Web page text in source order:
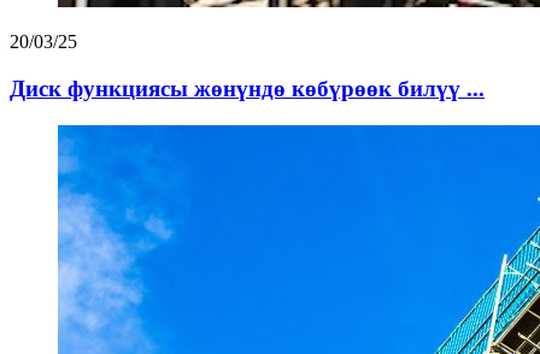
20/03/25
Диск функциясы жөнүндө көбүрөөк билүү ...